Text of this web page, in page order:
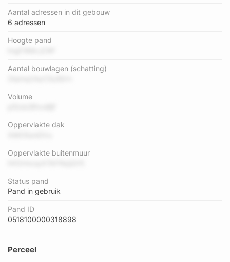
Aantal adressen in dit gebouw
6 adressen
Hoogte pand
Aantal bouwlagen (schatting)
Volume
Oppervlakte dak
Oppervlakte buitenmuur
Status pand
Pand in gebruik
Pand ID
0518100000318898
Perceel